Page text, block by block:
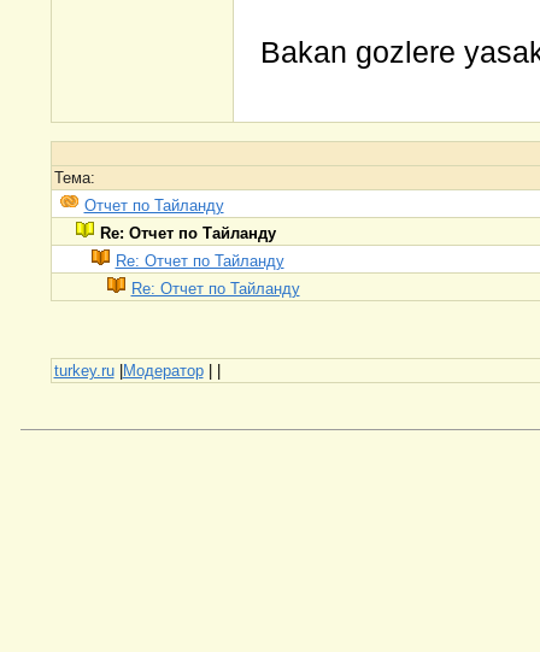
Bakan gozlere
Тема:
Отчет по Тайланду
Re: Отчет по Тайланду
Re: Отчет по Тайланду
Re: Отчет по Тайланду
turkey.ru|Модератор| |